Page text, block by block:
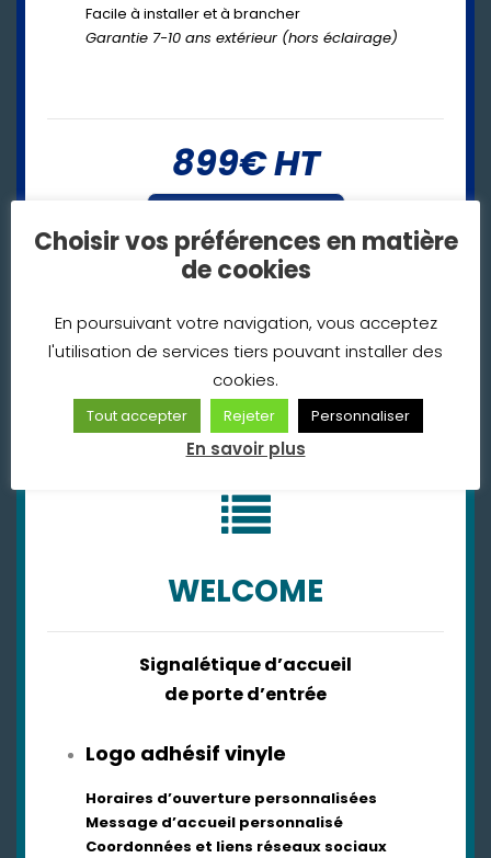
Facile à installer et à brancher
Garantie 7-10 ans extérieur (hors éclairage)
899€ HT
169€ HT
6X
Nous contacter
WELCOME
Signalétique d’accueil
de porte d’entrée
Logo adhésif vinyle
Horaires d’ouverture personnalisées
Message d’accueil personnalisé
Coordonnées et liens réseaux sociaux
Choisir vos préférences en matière
de cookies
En poursuivant votre navigation, vous acceptez
l'utilisation de services tiers pouvant installer des
cookies.
Tout accepter Rejeter Personnaliser
En savoir plus